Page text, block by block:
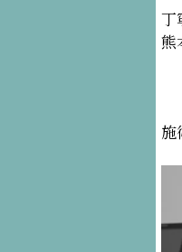
丁
熊
施